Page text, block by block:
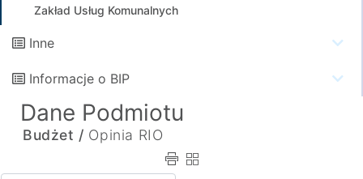
Zakład Usług Komunalnych
Inne
Informacje o BIP
Dane Podmiotu
Budżet / Opinia RIO